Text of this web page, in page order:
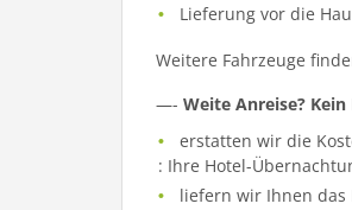
Lieferung vor die
Weitere Fahrzeuge
—- Weite Anreise?
erstatten wir die
: Ihre Hotel-
liefern wir Ihnen